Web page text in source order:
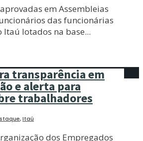
em Assembleias
das funcionárias
Itaú lotados na base...
transparência em
e alerta para
trabalhadores
,Itaú
dos Empregados